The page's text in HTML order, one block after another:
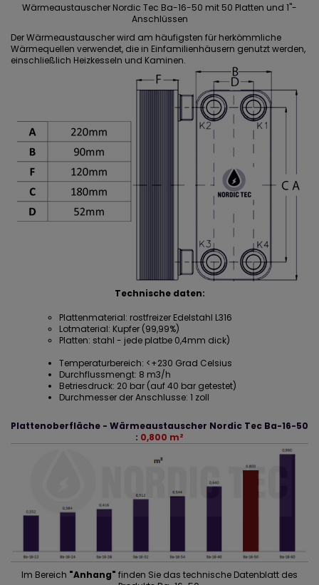
Wärmeaustauscher Nordic Tec Ba-16-50 mit 50 Platten und 1"-
Anschlüssen
Der Wärmeaustauscher wird am häufigsten für herkömmliche
Wärmequellen verwendet, die in Einfamilienhäusern genutzt werden,
einschließlich Heizkesseln und Kaminen.
Technische daten:
Plattenmaterial: rostfreizer Edelstahl L316
Lotmaterial: Kupfer (99,99%)
Platten: stahl - jede platbe 0,4mm dick)
Temperaturbereich: <+230 Grad Celsius
Durchflussmengt: 8 m3/h
Betriesdruck: 20 bar (auf 40 bar getestet)
Durchmesser der Anschlusse: 1 zoll
Plattenoberfläche - Wärmeaustauscher Nordic Tec Ba-16-50
: 0,800 m²
Im Bereich "Anhang" finden Sie das technische Datenblatt des